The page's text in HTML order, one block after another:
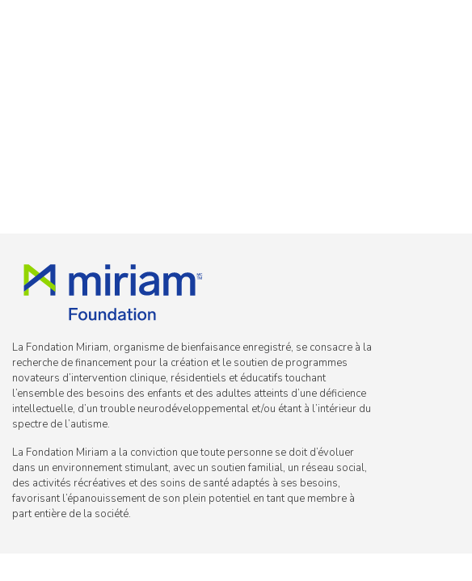
La Fondation Miriam, organisme de bienfaisance enregistré, se consacre à la
recherche de financement pour la création et le soutien de programmes
novateurs d’intervention clinique, résidentiels et éducatifs touchant
l’ensemble des besoins des enfants et des adultes atteints d’une déficience
intellectuelle, d’un trouble neurodéveloppemental et/ou étant à l’intérieur du
spectre de l’autisme.
La Fondation Miriam a la conviction que toute personne se doit d’évoluer
dans un environnement stimulant, avec un soutien familial, un réseau social,
des activités récréatives et des soins de santé adaptés à ses besoins,
favorisant l’épanouissement de son plein potentiel en tant que membre à
part entière de la société.